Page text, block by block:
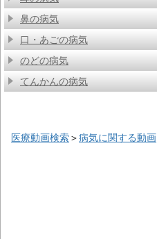
鼻の病気
口・あごの病気
のどの病気
てんかんの病気
医療動画検索＞病気に関する動画